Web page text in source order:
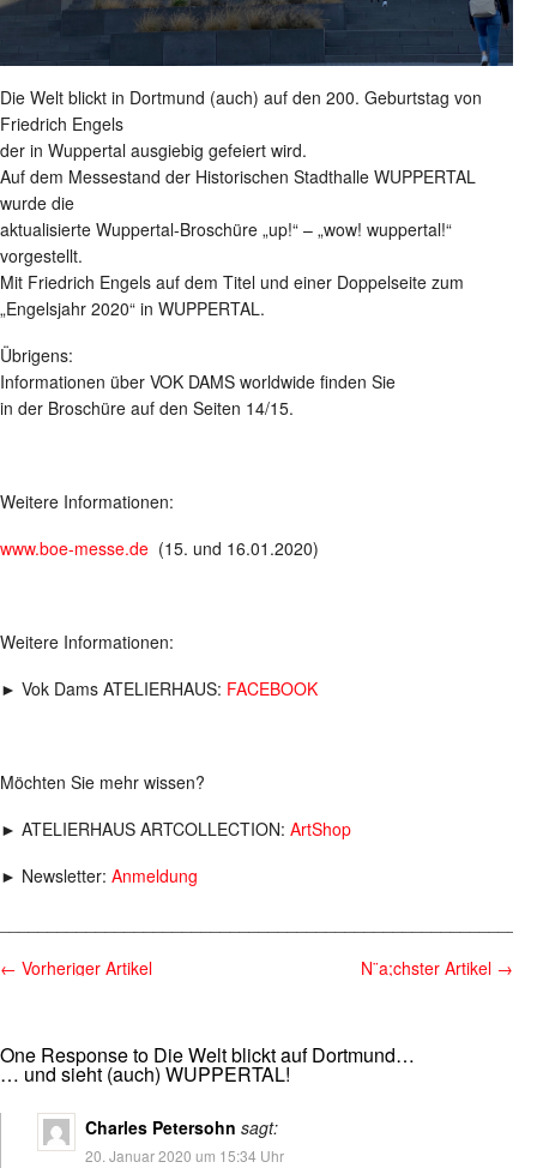
Die Welt blickt in Dortmund (auch) auf den 200. Geburtstag von
Friedrich Engels
der in Wuppertal ausgiebig gefeiert wird.
Auf dem Messestand der Historischen Stadthalle WUPPERTAL
wurde die
aktualisierte Wuppertal-Broschüre „up!“ – „wow! wuppertal!“
vorgestellt.
Mit Friedrich Engels auf dem Titel und einer Doppelseite zum
„Engelsjahr 2020“ in WUPPERTAL.
Übrigens:
Informationen über VOK DAMS worldwide finden Sie
in der Broschüre auf den Seiten 14/15.
Weitere Informationen:
www.boe-messe.de (15. und 16.01.2020)
Weitere Informationen:
► Vok Dams ATELIERHAUS: FACEBOOK
Möchten Sie mehr wissen?
► ATELIERHAUS ARTCOLLECTION: ArtShop
► Newsletter: Anmeldung
← Vorheriger Artikel N¨a;chster Artikel →
One Response to Die Welt blickt auf Dortmund…
… und sieht (auch) WUPPERTAL!
Charles Petersohn sagt:
20. Januar 2020 um 15:34 Uhr